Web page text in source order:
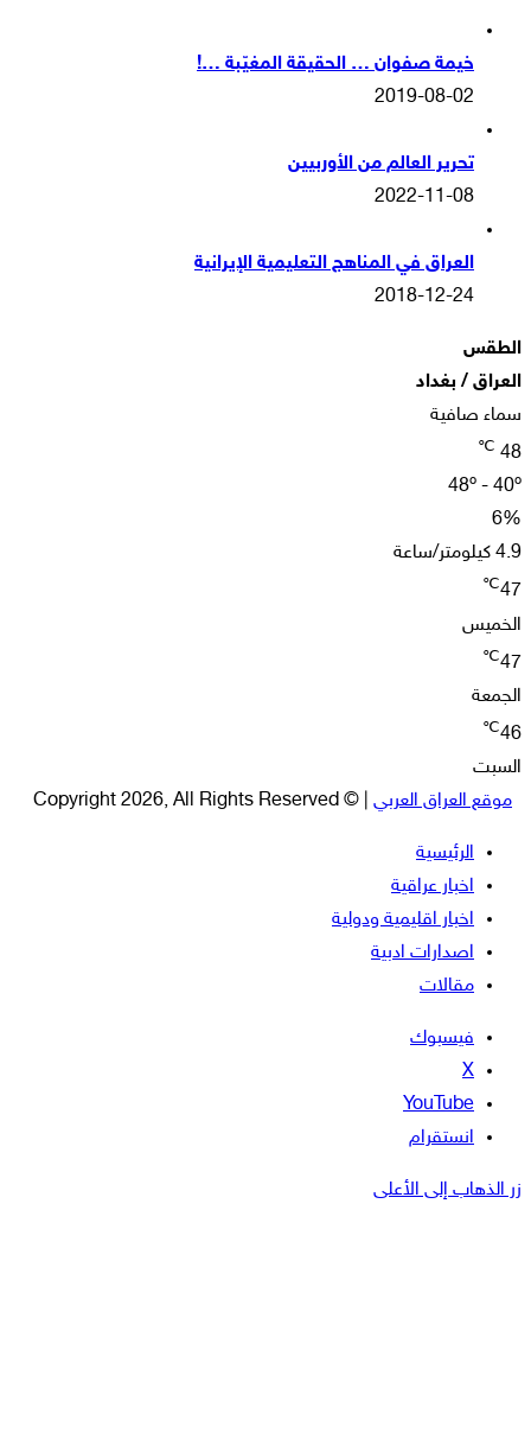
خيمة صفوان … الحقيقة المغيّبة …!
2019-08-02
تحرير العالم من الأوربيين
2022-11-08
العراق في المناهج التعليمية الإيرانية
2018-12-24
الطقس
العراق / بغداد
سماء صافية
48
℃
48º - 40º
6%
4.9 كيلومتر/ساعة
47
℃
الخميس
47
℃
الجمعة
46
℃
السبت
موقع العراق العربي | © Copyright 2026, All Rights Reserved
الرئيسية
اخبار عراقية
اخبار اقليمية ودولية
اصدارات ادبية
مقالات
فيسبوك
‫X
‫YouTube
انستقرام
زر الذهاب إلى الأعلى